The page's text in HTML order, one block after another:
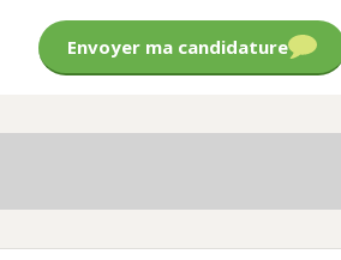
Envoyer ma candidature